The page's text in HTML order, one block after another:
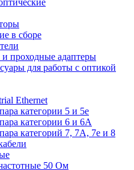
в сборе
проходные адаптеры
для работы с оптикой
Ethernet
категории 5 и 5е
категории 6 и 6A
категорий 7, 7А, 7е и 8
50 Ом